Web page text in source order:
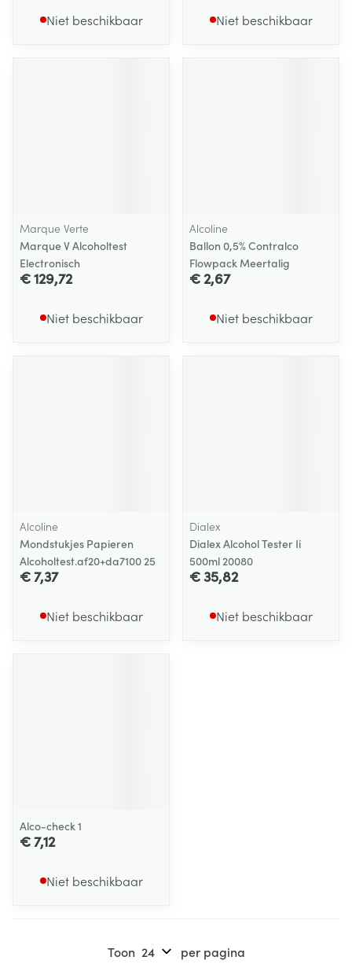
Niet beschikbaar Niet beschikbaar
Marque Verte
Marque V Alcoholtest
Electronisch
€ 129,72
Niet beschikbaar
Alcoline
Ballon 0,5% Contralco
Flowpack Meertalig
€ 2,67
Niet beschikbaar
Alcoline
Mondstukjes Papieren
Alcoholtest.af20+da7100 25
€ 7,37
Niet beschikbaar
Dialex
Dialex Alcohol Tester Ii
500ml 20080
€ 35,82
Niet beschikbaar
Alco-check 1
€ 7,12
Niet beschikbaar
Toon per pagina